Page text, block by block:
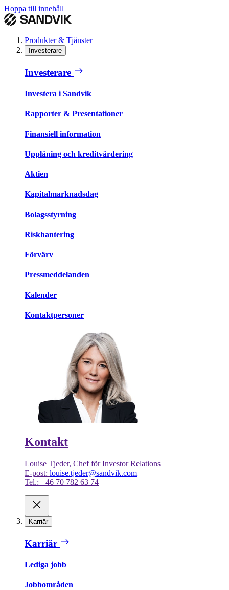
Hoppa till innehåll
Produkter & Tjänster
Investerare
Investerare
Investera i Sandvik
Rapporter & Presentationer
Finansiell information
Upplåning och kreditvärdering
Aktien
Kapitalmarknadsdag
Bolagsstyrning
Riskhantering
Förvärv
Pressmeddelanden
Kalender
Kontaktpersoner
Kontakt
Louise Tjeder, Chef för Investor Relations
E-post: louise.tjeder@sandvik.com
Tel.: +46 70 782 63 74
Karriär
Karriär
Lediga jobb
Jobbområden